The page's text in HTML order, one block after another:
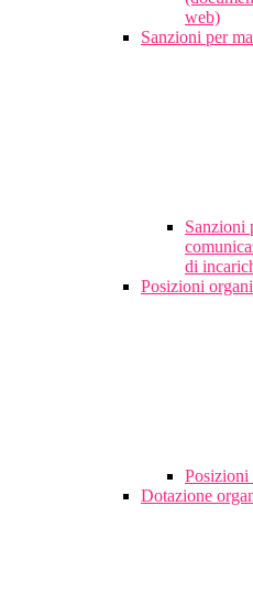
web)
Sanzioni per
Sanzioni
di
Posizioni
Posizioni
Dotazione